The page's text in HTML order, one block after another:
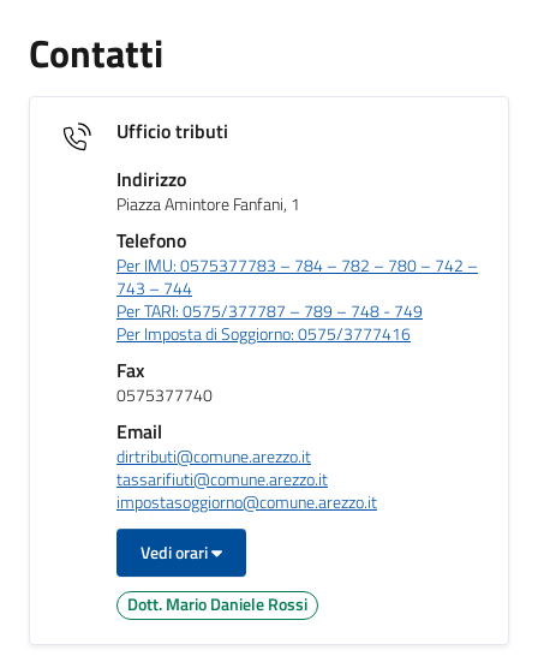
Contatti
Ufficio tributi
Indirizzo
Piazza Amintore Fanfani, 1
Telefono
Per IMU: 0575377783 – 784 – 782 – 780 – 742 –
743 – 744
Per TARI: 0575/377787 – 789 – 748 - 749
Per Imposta di Soggiorno: 0575/3777416
Fax
0575377740
Email
dirtributi@comune.arezzo.it
tassarifiuti@comune.arezzo.it
impostasoggiorno@comune.arezzo.it
Vedi orari
Dott. Mario Daniele Rossi